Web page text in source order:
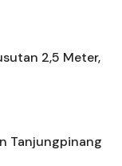
2,5 Meter,
Tanjungpinang